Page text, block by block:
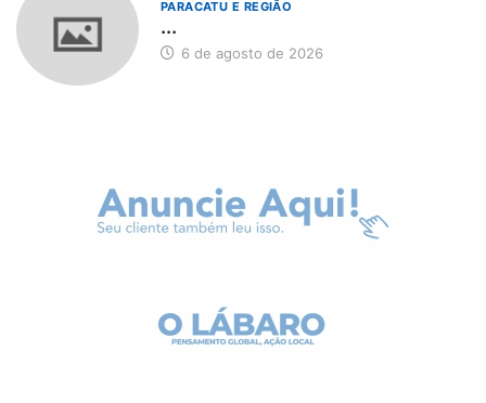
PARACATU E REGIÃO
...
6 de agosto de 2026